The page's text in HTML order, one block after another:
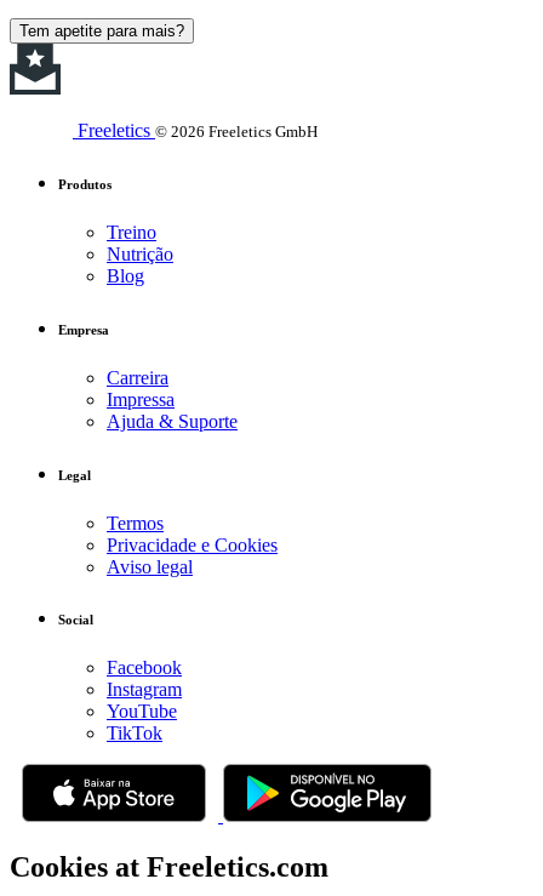
Tem apetite para mais?
Freeletics © 2026 Freeletics GmbH
Produtos
Treino
Nutrição
Blog
Empresa
Carreira
Impressa
Ajuda & Suporte
Legal
Termos
Privacidade e Cookies
Aviso legal
Social
Facebook
Instagram
YouTube
TikTok
Cookies at Freeletics.com